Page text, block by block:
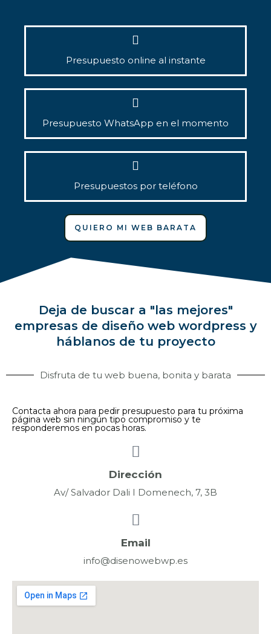
Presupuesto online al instante
Presupuesto WhatsApp en el momento
Presupuestos por teléfono
QUIERO MI WEB BARATA
Deja de buscar a "las mejores"
empresas de diseño web wordpress y
háblanos de tu proyecto
Disfruta de tu web buena, bonita y barata
Contacta ahora para pedir presupuesto para tu próxima
página web sin ningún tipo compromiso y te
responderemos en pocas horas.
Dirección
Av/ Salvador Dali I Domenech, 7, 3B
Email
info@disenowebwp.es